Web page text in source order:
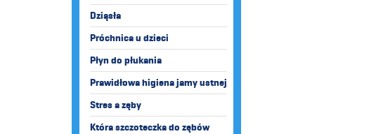
Dziąsła
Próchnica u dzieci
Płyn do płukania
Prawidłowa higiena jamy ustnej
Stres a zęby
Która szczoteczka do zębów